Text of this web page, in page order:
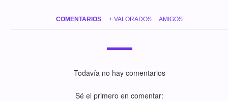
COMENTARIOS + VALORADOS AMIGOS
Todavía no hay comentarios
Sé el primero en comentar: